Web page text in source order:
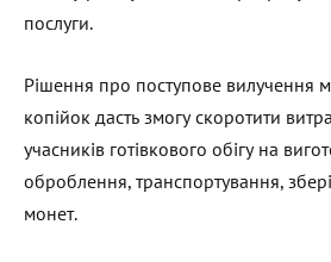
послуги.
Рішення про поступове вилучення
копійок дасть змогу скоротити
учасників готівкового обігу на
оброблення, транспортування,
монет.